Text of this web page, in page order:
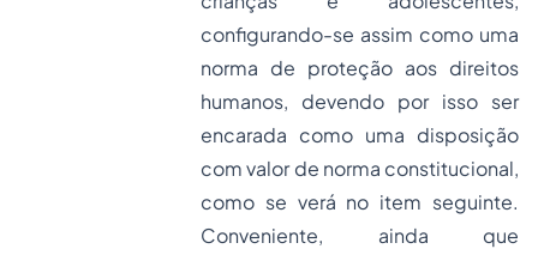
configurando-se assim como uma
norma de proteção aos direitos
humanos, devendo por isso ser
encarada como uma disposição
com valor de norma constitucional,
como se verá no item seguinte.
Conveniente, ainda que